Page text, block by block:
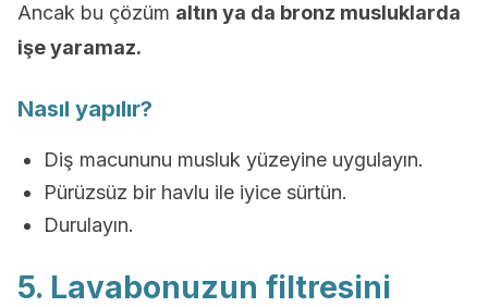
Ancak bu çözüm altın ya da bronz musluklarda
işe yaramaz.
Nasıl yapılır?
Diş macununu musluk yüzeyine uygulayın.
Pürüzsüz bir havlu ile iyice sürtün.
Durulayın.
5. Lavabonuzun filtresini